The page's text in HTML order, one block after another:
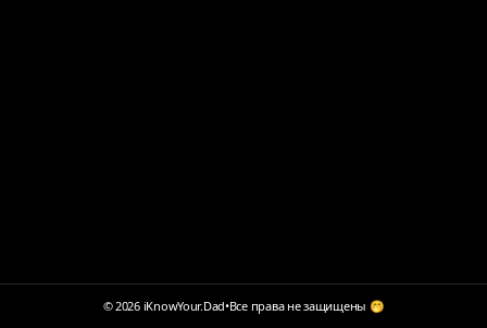
© 2026 iKnowYour.Dad•Все права не защищены 🤭